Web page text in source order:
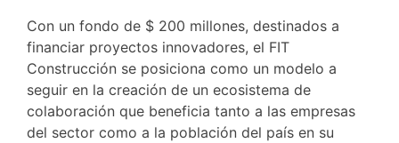
Con un fondo de $ 200 millones, destinados a
financiar proyectos innovadores, el FIT
Construcción se posiciona como un modelo a
seguir en la creación de un ecosistema de
colaboración que beneficia tanto a las empresas
del sector como a la población del país en su